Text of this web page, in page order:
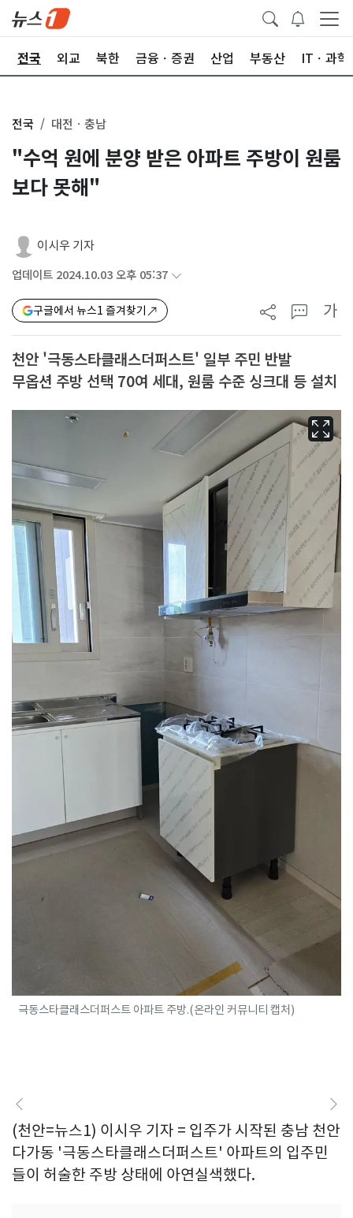
전국 외교 북한 금융ㆍ증권 산업 부동산 ITㆍ과학
전국 대전ㆍ충남
"수억 원에 분양 받은 아파트 주방이 원룸
보다 못해"
이시우 기자
업데이트 2024.10.03 오후 05:37
구글에서 뉴스1 즐겨찾기 가
천안 '극동스타클래스더퍼스트' 일부 주민 반발
무옵션 주방 선택 70여 세대, 원룸 수준 싱크대 등 설치
극동스타클래스더퍼스트 아파트 주방.(온라인 커뮤니티 캡처)
(천안=뉴스1) 이시우 기자 = 입주가 시작된 충남 천안
다가동 '극동스타클래스더퍼스트' 아파트의 입주민
들이 허술한 주방 상태에 아연실색했다.